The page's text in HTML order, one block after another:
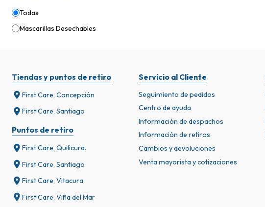
Todas
Mascarillas Desechables
Tiendas y puntos de retiro
First Care, Concepción
First Care, Santiago
Puntos de retiro
First Care, Quilicura.
First Care, Santiago
First Care, Vitacura
First Care, Viña del Mar
Servicio al Cliente
Seguimiento de pedidos
Centro de ayuda
Información de despachos
Información de retiros
Cambios y devoluciones
Venta mayorista y cotizaciones